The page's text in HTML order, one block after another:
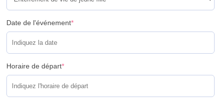
Date de l'événement*
Horaire de départ*